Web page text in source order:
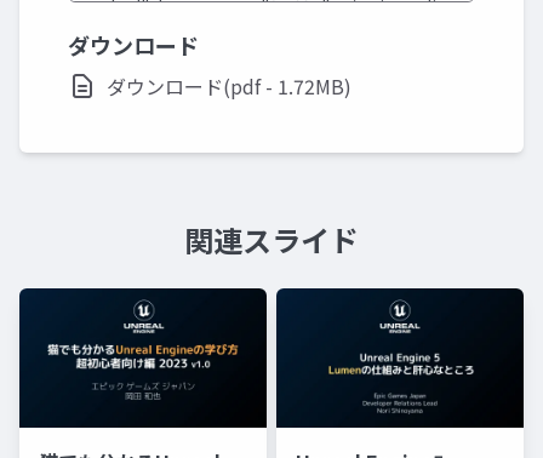
ダウンロード
ダウンロード(pdf - 1.72MB)
関連スライド